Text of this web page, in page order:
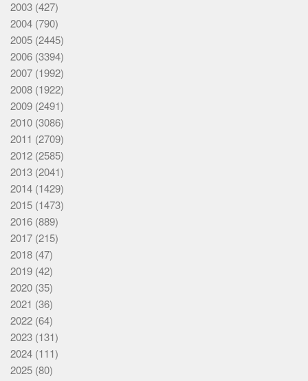
2003 (427)
2004 (790)
2005 (2445)
2006 (3394)
2007 (1992)
2008 (1922)
2009 (2491)
2010 (3086)
2011 (2709)
2012 (2585)
2013 (2041)
2014 (1429)
2015 (1473)
2016 (889)
2017 (215)
2018 (47)
2019 (42)
2020 (35)
2021 (36)
2022 (64)
2023 (131)
2024 (111)
2025 (80)